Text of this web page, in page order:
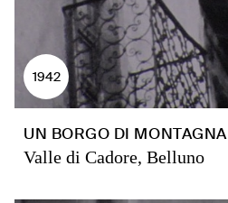
1942
UN BORGO DI MONTAGNA
Valle di Cadore, Belluno